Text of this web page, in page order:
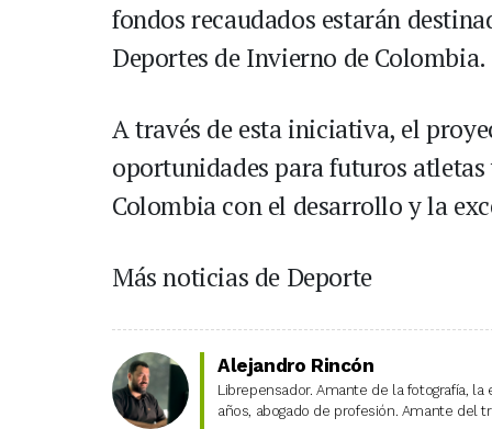
fondos recaudados estarán
Deportes de Invierno de Colombia.
A través de esta iniciativa, el
oportunidades para futuros
Colombia con el desarrollo y la
Más noticias de Deporte
Alejandro Rincón
Librepensador. Amante de la fotografía,
años, abogado de profesión. Amante del